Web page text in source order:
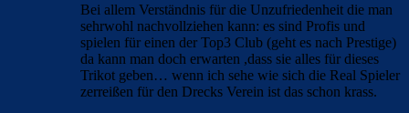
Bei allem Verständnis für die Unzufriedenheit die man
sehrwohl nachvollziehen kann: es sind Profis und
spielen für einen der Top3 Club (geht es nach Prestige)
da kann man doch erwarten ,dass sie alles für dieses
Trikot geben… wenn ich sehe wie sich die Real Spieler
zerreißen für den Drecks Verein ist das schon krass.